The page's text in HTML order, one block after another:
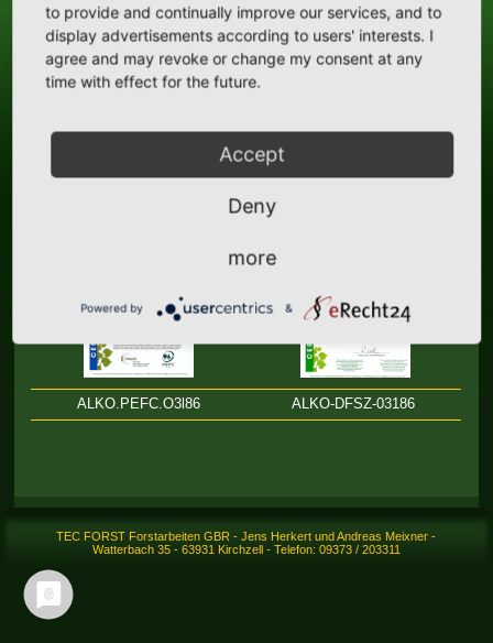
Zertifizierung:
Service-Zertifikates (DFSZ) und des Zertifikats "PEFC
ALKO.PEFC.O3l86 ALKO-DFSZ-03186
TEC FORST Forstarbeiten GBR - Jens Herkert und Andreas Meixner -
Watterbach 35 - 63931 Kirchzell - Telefon: 09373 / 203311
to provide and continually improve our services, and to
display advertisements according to users' interests. I
agree and may revoke or change my consent at any
time with effect for the future.
Accept
Deny
more
Powered by &